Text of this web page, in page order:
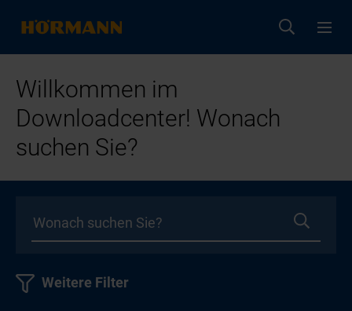
Willkommen im
Downloadcenter! Wonach
suchen Sie?
Weitere Filter